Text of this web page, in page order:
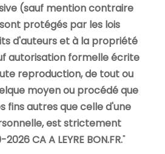
(sauf mention contraire
protégés par les lois
d'auteurs et à la propriété
autorisation formelle écrite
reproduction, de tout ou
moyen ou procédé que
fins autres que celle d'une
est strictement
CA A LEYRE BON.FR."